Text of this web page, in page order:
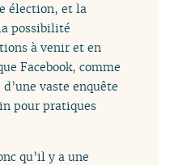
élection, et la
possibilité
à venir et en
Facebook, comme
vaste enquête
pour pratiques
qu’il y a une